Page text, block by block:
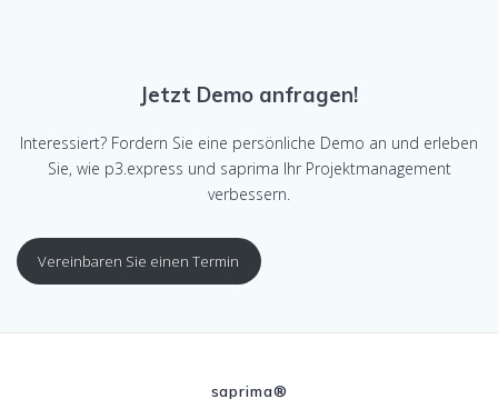
Jetzt Demo anfragen!
Interessiert? Fordern Sie eine persönliche Demo an und erleben
Sie, wie p3.express und saprima Ihr Projektmanagement
verbessern.
Vereinbaren Sie einen Termin
saprima®